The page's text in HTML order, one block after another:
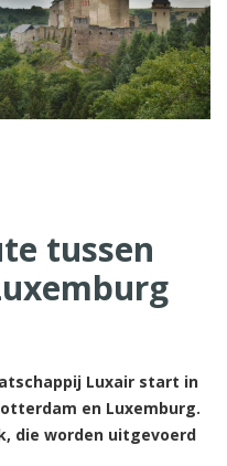
tussen
Luxair start in
en Luxemburg.
die worden uitgevoerd